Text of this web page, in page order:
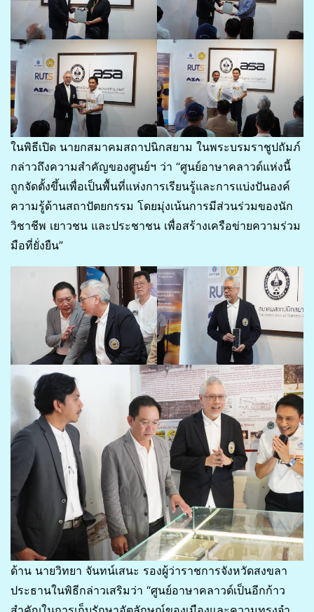
ในพิธีเปิด นายกสมาคมสถาปนิกสยาม ในพระบรมราชูปถัมภ์
กล่าวถึงความสำคัญของศูนย์ฯ ว่า “ศูนย์อาษาคลาวด์แห่งนี้
ถูกจัดตั้งขึ้นเพื่อเป็นพื้นที่แห่งการเรียนรู้และการแบ่งปันองค์
ความรู้ด้านสถาปัตยกรรม โดยมุ่งเน้นการมีส่วนร่วมของนัก
วิชาชีพ เยาวชน และประชาชน เพื่อสร้างเครือข่ายความร่วม
มือที่ยั่งยืน”
ด้าน นายวิทยา จันทน์เสนะ รองผู้ว่าราชการจังหวัดสงขลา
ประธานในพิธีกล่าวเสริมว่า “ศูนย์อาษาคลาวด์เป็นอีกก้าว